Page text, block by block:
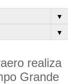
▼
▼
realiza
Grande